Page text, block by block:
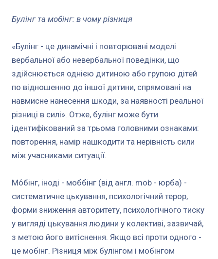
Булінг та мобінг: в чому різниця
«Булінг - це динамічні і повторювані моделі
вербальної або невербальної поведінки, що
здійснюється однією дитиною або групою дітей
по відношенню до іншої дитини, спрямовані на
навмисне нанесення шкоди, за наявності реальної
різниці в силі». Отже, булінг може бути
ідентифікований за трьома головними ознаками:
повторення, намір нашкодити та нерівність сили
між учасниками ситуації.
Мо́бінг, іноді - моббінг (від англ. mob - юрба) -
систематичне цькування, психологічний терор,
форми зниження авторитету, психологічного тиску
у вигляді цькування людини у колективі, зазвичай,
з метою його витіснення. Якщо всі проти одного -
це мобінг. Різниця між булінгом і мобінгом